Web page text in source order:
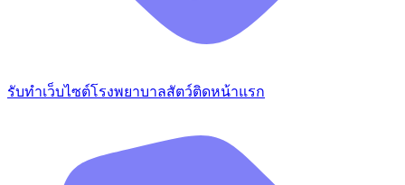
รับทำเว็บไซต์โรงพยาบาลสัตว์ติดหน้าแรก